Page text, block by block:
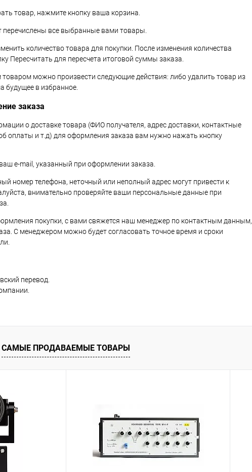
товар, нажмите кнопку ваша корзина.
перечислены все выбранные вами товары.
количество товара для покупки. После изменения количества
Пересчитать для пересчета итоговой суммы заказа.
можно произвести следующие действия: либо удалить товар из
будущее в избранное.
заказа
о доставке товара (ФИО получателя, адрес доставки, контактные
оплаты и т.д) для оформления заказа вам нужно нажать кнопку
e-mail, указанный при оформлении заказа.
номер телефона, неточный или неполный адрес могут привести к
внимательно проверяйте ваши персональные данные при
покупки, с вами свяжется наш менеджер по контактным данным,
С менеджером можно будет согласовать точное время и сроки
перевод.
САМЫЕ ПРОДАВАЕМЫЕ ТОВАРЫ